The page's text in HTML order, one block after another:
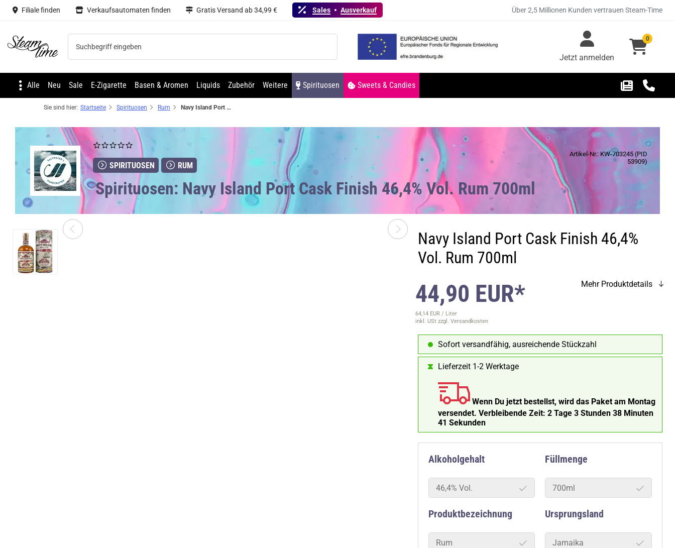
Filiale finden Verkaufsautomaten finden Gratis Versand ab 34,99 € Sales Ausverkauf Über 2,5 Millionen Kunden vertrauen Steam-Time
Steam time Jetzt anmelden
0
Alle Neu Sale E-Zigarette Basen & Aromen Liquids Zubehör Weitere Spirituosen Sweets & Candies
Sie sind hier: Startseite Spirituosen Rum Navy Island Port Cask Finish 46,4% Vol. Rum 700ml
SPIRITUOSEN RUM
Artikel-Nr.: KW-703245 (PID
53909)
Spirituosen: Navy Island Port Cask Finish 46,4% Vol. Rum 700ml
Navy Island Port Cask Finish 46,4%
Vol. Rum 700ml
44,90 EUR*
64,14 EUR / Liter
inkl. USt zzgl. Versandkosten
Mehr Produktdetails
Sofort versandfähig, ausreichende Stückzahl
Lieferzeit 1-2 Werktage
Wenn Du jetzt bestellst, wird das Paket am Montag
versendet. Verbleibende Zeit: 2 Tage 3 Stunden 38 Minuten
40 Sekunden
Alkoholgehalt
46,4% Vol.
Füllmenge
700ml
Produktbezeichnung
Rum
Ursprungsland
Jamaika